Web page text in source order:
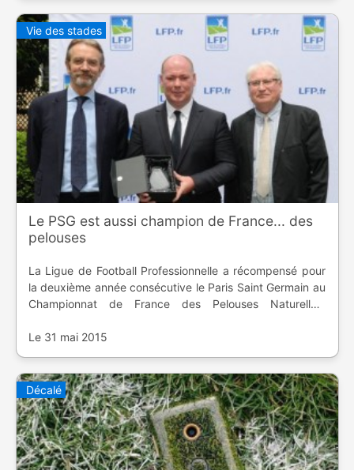
Vie des stades
Le PSG est aussi champion de France... des
pelouses
La Ligue de Football Professionnelle a récompensé pour
la deuxième année consécutive le Paris Saint Germain au
Championnat de France des Pelouses Naturelles,
équipe.
Le 31 mai 2015
Décalé